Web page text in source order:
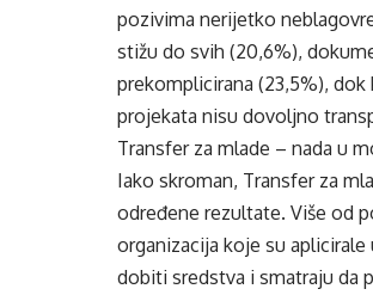
pozivima nerijetko
stižu do svih (20,6%),
prekomplicirana (23,5%),
projekata nisu dovoljno
Transfer za mlade – nada u
Iako skroman, Transfer za
određene rezultate. Više od
organizacija koje su aplicirale
dobiti sredstva i smatraju da